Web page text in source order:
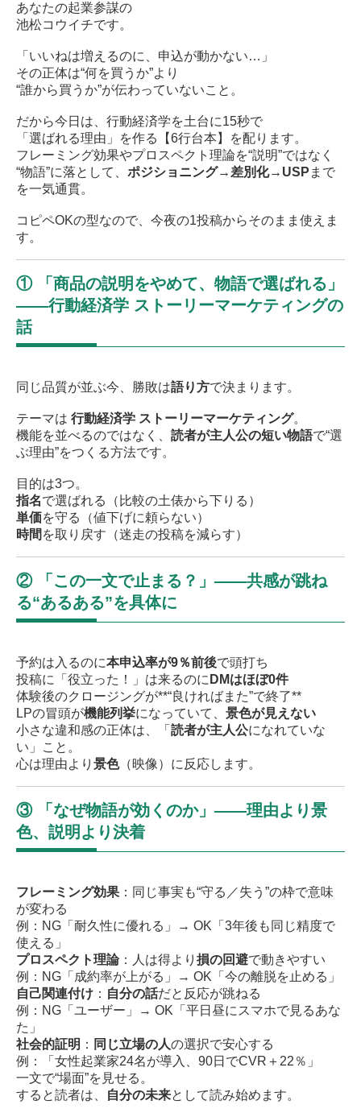
あなたの起業参謀の
池松コウイチです。
「いいねは増えるのに、申込が動かない…」
その正体は“何を買うか”より
“誰から買うか”が伝わっていないこと。
だから今日は、行動経済学を土台に15秒で
「選ばれる理由」を作る【6行台本】を配ります。
フレーミング効果やプロスペクト理論を“説明”ではなく
“物語”に落として、 ポジショニング→差別化→USP まで
を一気通貫。
コピペOKの型なので、今夜の1投稿からそのまま使えま
す。
① 「商品の説明をやめて、物語で選ばれる」
——行動経済学 ストーリーマーケティングの
話
同じ品質が並ぶ今、勝敗は語り方で決まります。
テーマは 行動経済学 ストーリーマーケティング。
機能を並べるのではなく、 読者が主人公の短い物語で“選
ぶ理由”をつくる方法です。
目的は3つ。
指名で選ばれる（比較の土俵から下りる）
単価を守る（値下げに頼らない）
時間 を取り戻す（迷走の投稿を減らす）
② 「この一文で止まる？」——共感が跳ね
る“あるある”を具体に
予約は入るのに本申込率が9％前後で頭打ち
投稿に「役立った！」は来るのに DMはほぼ0件
体験後のクロージングが**“良ければまた”で終了**
LPの冒頭が機能列挙になっていて、 景色が見えない
小さな違和感の正体は、「 読者が主人公になれていな
い」こと。
心は理由より 景色（映像）に反応します。
③ 「なぜ物語が効くのか」——理由より景
色、説明より決着
フレーミング効果 ：同じ事実も“守る／失う”の枠で意味
が変わる
例：NG「耐久性に優れる」→ OK「3年後も同じ精度で
使える」
プロスペクト理論：人は得より 損の回避で動きやすい
例：NG「成約率が上がる」→ OK「今の離脱を止める」
自己関連付け ： 自分の話だと反応が跳ねる
例：NG「ユーザー」→ OK「平日昼にスマホで見るあな
た」
社会的証明 ： 同じ立場の人の選択で安心する
例：「女性起業家24名が導入、90日でCVR＋22％」
一文で“場面”を見せる。
すると読者は、
自分の未来として読み始めます。